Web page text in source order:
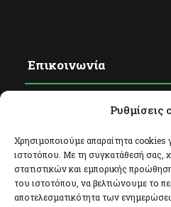
Ρυθμίσεις
Χρησιμοποιούμε απαραίτητα cookies
ιστοτόπου. Με τη συγκατάθεσή σας,
στατιστικών και εμπορικής
του ιστοτόπου, να βελτιώνουμε το
αποτελεσματικότητα των
Επικοινωνία
Φόρμα Επικοινωνίας
Facebook
Twitter
Instagram